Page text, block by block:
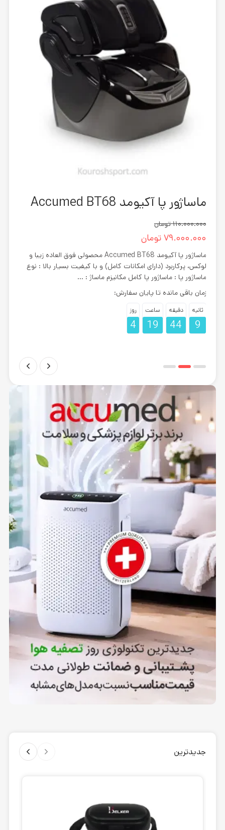
ماساژور پا آکیومد Accumed BT68
110.000.000 تومان
79.000.000تومان
ماساژور پا آکیومد Accumed BT68 محصولی فوق العاده زیبا و
لوکس، پرکاربرد (دارای امکانات کامل) و با کیفیت بسیار بالا : نوع
ماساژور پا : ماساژور پا کامل مکانیزم ماساژ : ...
زمان باقی مانده تا پایان سفارش:
ثانیه
8
دقیقه
44
ساعت
19
روز
4
جدیدترین